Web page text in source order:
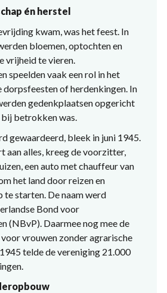
én herstel
kwam, was het feest. In
bloemen, optochten en
vrijheid te vieren.
speelden vaak een rol in het
dorpsfeesten of herdenkingen. In
gedenkplaatsen opgericht
betrokken was.
gewaardeerd, bleek in juni 1945.
aan alles, kreeg de voorzitter,
een auto met chauffeur van
het land door reizen en
te starten. De naam werd
Bond voor
(NBvP). Daarmee nog mee de
vrouwen zonder agrarische
telde de vereniging 21.000